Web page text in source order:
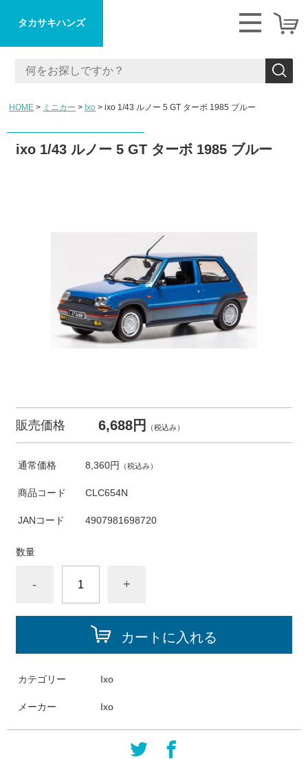
タカサキハンズ
HOME ミニカー Ixo ixo 1/43 ルノー 5 GT ターボ 1985 ブルー
ixo 1/43 ルノー 5 GT ターボ 1985 ブルー
販売価格 6,688円 （税込み）
通常価格 8,360円 （税込み）
商品コード CLC654N
JANコード 4907981698720
数量
- +
カートに入れる
カテゴリー Ixo
メーカー Ixo